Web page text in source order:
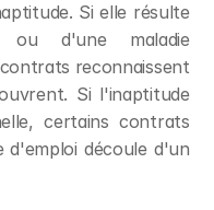
Si elle résulte
d'une maladie
reconnaissent
Si l'inaptitude
certains contrats
découle d'un